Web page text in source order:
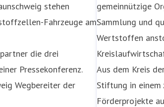
stehen
Fahrzeuge am
die drei
Pressekonferenz.
Wegbereiter der
gemeinnützige
Sammlung und
Wertstoffen
Aus dem Kreis
Stiftung in
Förderprojekte